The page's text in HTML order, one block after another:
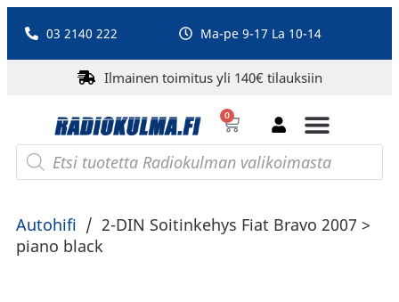
03 2140 222 Ma-pe 9-17 La 10-14
Ilmainen toimitus yli 140€ tilauksiin
0
Autohifi / 2-DIN Soitinkehys Fiat Bravo 2007 >
piano black